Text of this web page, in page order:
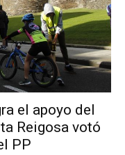
el apoyo del
Reigosa votó
PP